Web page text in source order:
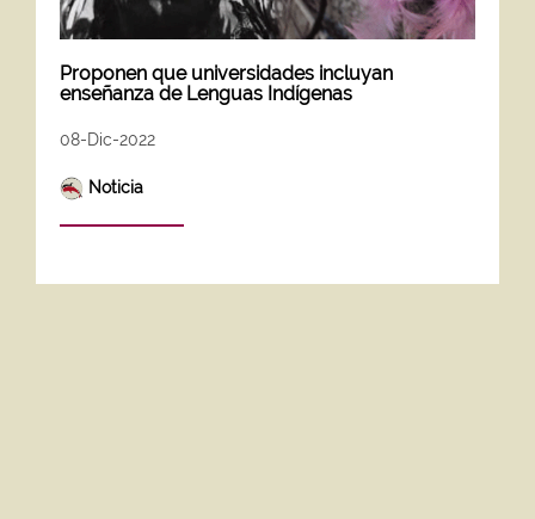
Proponen que universidades incluyan
enseñanza de Lenguas Indígenas
08-Dic-2022
Noticia